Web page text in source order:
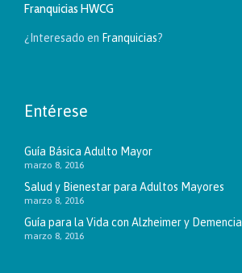
Franquicias HWCG
¿Interesado en Franquicias?
Entérese
Guía Básica Adulto Mayor
marzo 8, 2016
Salud y Bienestar para Adultos Mayores
marzo 8, 2016
Guía para la Vida con Alzheimer y Demencia
marzo 8, 2016